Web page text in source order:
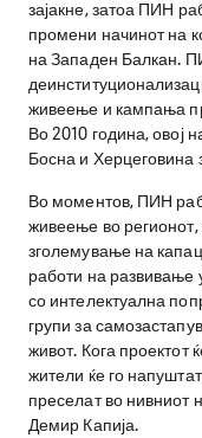
зајакне, затоа ПИН
промени начинот на
на Западен Балкан.
живеење и кампања
Во 2010 година, овој
Босна и Херцеговина
Во моментов, ПИН
живеење во
зголемување на
работи на развивање
со интелектуална
групи за
живот. Кога проектот
жители ќе го
преселат во нивниот
Демир Капија.